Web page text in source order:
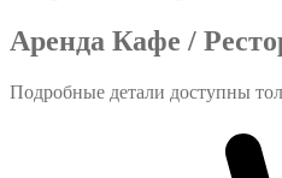
Аренда Кафе /
Подробные детали доступны